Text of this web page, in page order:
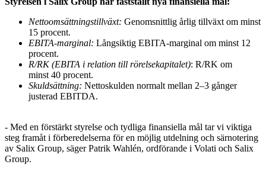
Nettoomsättningstillväxt: Genomsnittlig årlig tillväxt om minst
15 procent.
EBITA-marginal: Långsiktig EBITA-marginal om minst 12
procent.
R/RK (EBITA i relation till rörelsekapitalet): R/RK om
minst 40 procent.
Skuldsättning: Nettoskulden normalt mellan 2–3 gånger
justerad EBITDA.
- Med en förstärkt styrelse och tydliga finansiella mål tar vi viktiga
steg framåt i förberedelserna för en möjlig utdelning och särnotering
av Salix Group, säger Patrik Wahlén, ordförande i Volati och Salix
Group.